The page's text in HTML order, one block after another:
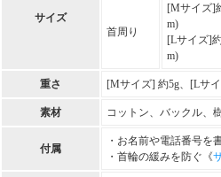
サイズ
首周り
[Mサイズ]
m)
[Lサイズ]
m)
重さ [Mサイズ] 約5g、[Lサ
素材 コットン、バックル、
付属
・お名前や電話番号を
・首輪の緩みを防ぐ《